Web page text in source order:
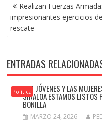
DE
ENTRADAS
Realizan Fuerzas
impresionantes ejercicios de
rescate
ENTRADAS
PolíticaLOS JÓVENES Y LAS
SINALOA ESTAMOS LISTOS
BONILLA
MARZO 24, 2026